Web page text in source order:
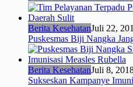
Berita KesehatanJuli 22,
Puskesmas Biji Nangka
Berita KesehatanJuli 8,
Sukseskan Kampanye